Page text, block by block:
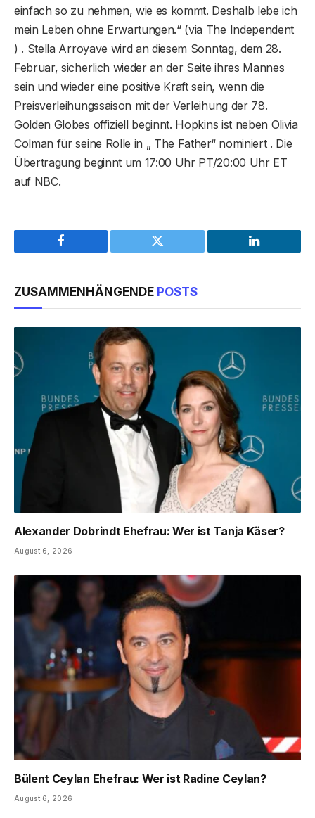
einfach so zu nehmen, wie es kommt. Deshalb lebe ich
mein Leben ohne Erwartungen.“ (via The Independent
) . Stella Arroyave wird an diesem Sonntag, dem 28.
Februar, sicherlich wieder an der Seite ihres Mannes
sein und wieder eine positive Kraft sein, wenn die
Preisverleihungssaison mit der Verleihung der 78.
Golden Globes offiziell beginnt. Hopkins ist neben Olivia
Colman für seine Rolle in „ The Father“ nominiert . Die
Übertragung beginnt um 17:00 Uhr PT/20:00 Uhr ET
auf NBC.
Facebook Twitter LinkedIn
ZUSAMMENHÄNGENDE POSTS
Alexander Dobrindt Ehefrau: Wer ist Tanja Käser?
August 6, 2026
Bülent Ceylan Ehefrau: Wer ist Radine Ceylan?
August 6, 2026